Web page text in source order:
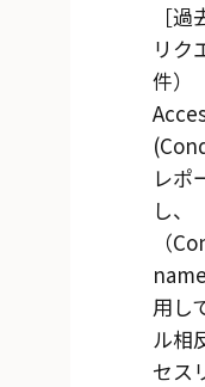
過
リク
件）
レポ
し、
（
用し
ル相
セス